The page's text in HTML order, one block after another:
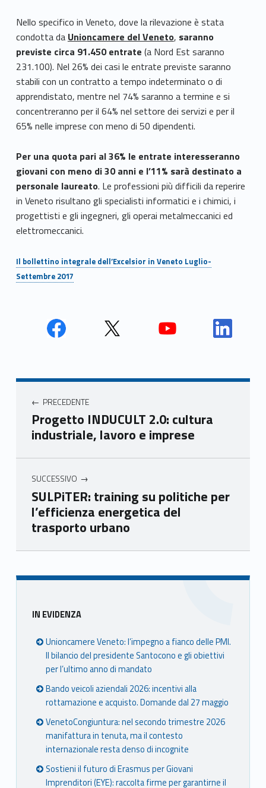
Nello specifico in Veneto, dove la rilevazione è stata
condotta da Unioncamere del Veneto, saranno
previste circa 91.450 entrate (a Nord Est saranno
231.100). Nel 26% dei casi le entrate previste saranno
stabili con un contratto a tempo indeterminato o di
apprendistato, mentre nel 74% saranno a termine e si
concentreranno per il 64% nel settore dei servizi e per il
65% nelle imprese con meno di 50 dipendenti.
Per una quota pari al 36% le entrate interesseranno
giovani con meno di 30 anni e l’11% sarà destinato a
personale laureato. Le professioni più difficili da reperire
in Veneto risultano gli specialisti informatici e i chimici, i
progettisti e gli ingegneri, gli operai metalmeccanici ed
elettromeccanici.
Il bollettino integrale dell’Excelsior in Veneto Luglio-
Settembre 2017
Unio
mer
e
Ven
Unio
e
Ven
Unio
e
Ven
Unio
Navigazione articoli
PRECEDENTE
Progetto INDUCULT 2.0: cultura
industriale, lavoro e imprese
SUCCESSIVO
SULPiTER: training su politiche per
l’efficienza energetica del
trasporto urbano
Skip back to main navigation
Sidebar
IN EVIDENZA
Unioncamere Veneto: l’impegno a fianco delle PMI.
Il bilancio del presidente Santocono e gli obiettivi
per l’ultimo anno di mandato
Bando veicoli aziendali 2026: incentivi alla
rottamazione e acquisto. Domande dal 27 maggio
VenetoCongiuntura: nel secondo trimestre 2026
manifattura in tenuta, ma il contesto
internazionale resta denso di incognite
Sostieni il futuro di Erasmus per Giovani
Imprenditori (EYE): raccolta firme per garantirne il